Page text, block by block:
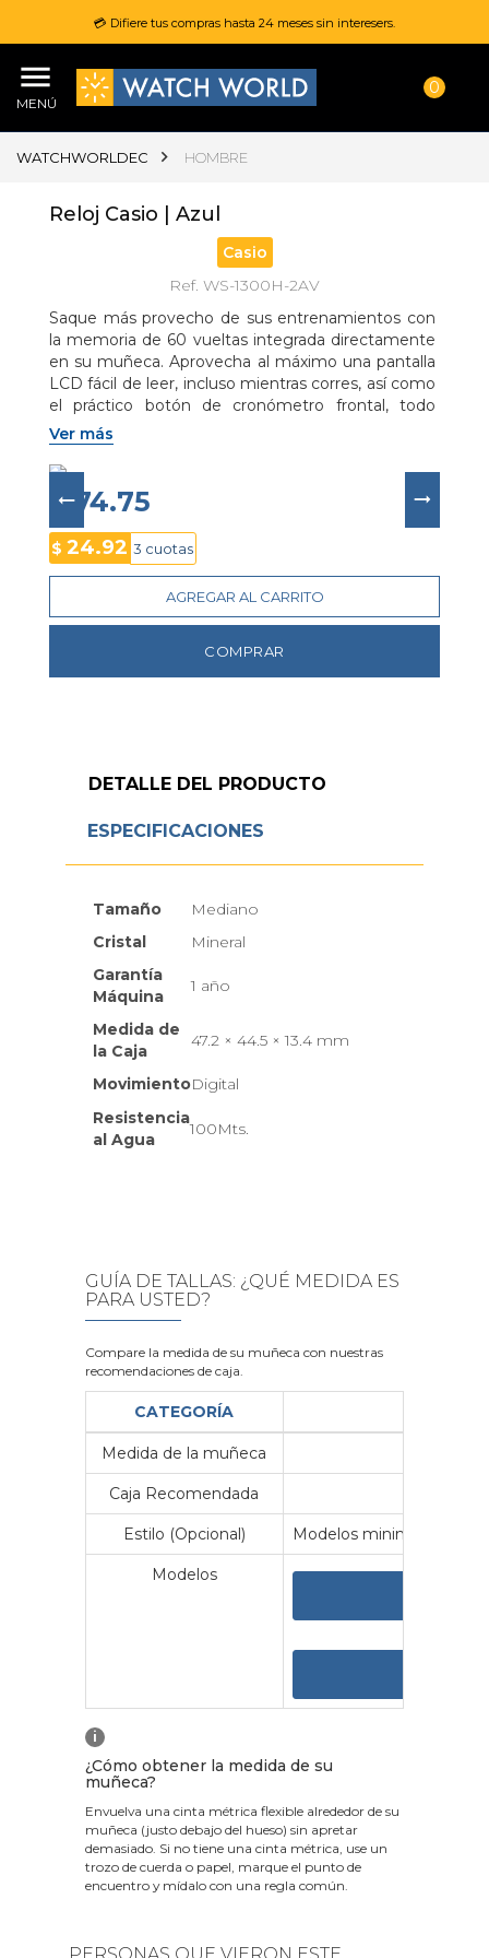
💳 Difiere tus compras hasta 24 meses sin interesers.
MENÚ
0
WATCHWORLDEC HOMBRE
Reloj Casio | Azul
Casio
Ref. WS-1300H-2AV
Saque más provecho de sus entrenamientos con
la memoria de 60 vueltas integrada directamente
en su muñeca. Aprovecha al máximo una pantalla
LCD fácil de leer, incluso mientras corres, así como
el práctico botón de cronómetro frontal, todo
recubierto de una carcasa angular de gran
resistencia. Resistencia al agua de 100 metros
para que no se preocupe cuando esté bajo la lluvia,
una luz LED para una lectura clara y fácil en
espacios iluminados y oscuros, y una duración de la
batería de 10 años; las funciones aptas para el
entrenamiento le permiten concentrarse en lograr
sus metas de carrera.
Ver más
$ 74.75
$ 24.92 3 cuotas
AGREGAR AL CARRITO
COMPRAR
DETALLE DEL PRODUCTO
ESPECIFICACIONES
Tamaño
Mediano
Cristal
Mineral
Garantía
Máquina
1 año
Medida de
la Caja
47.2 × 44.5 × 13.4 mm
MovimientoDigital
Resistencia
al Agua
100Mts.
GUÍA DE TALLAS: ¿QUÉ MEDIDA ES
PARA USTED?
Compare la medida de su muñeca con nuestras
recomendaciones de caja.
CATEGORÍA
Medida de la muñeca
Caja Recomendada
Estilo (Opcional) Modelos minimalistas y
Modelos
i
¿Cómo obtener la medida de su
muñeca?
Envuelva una cinta métrica flexible alrededor de su
muñeca (justo debajo del hueso) sin apretar
demasiado. Si no tiene una cinta métrica, use un
trozo de cuerda o papel, marque el punto de
encuentro y mídalo con una regla común.